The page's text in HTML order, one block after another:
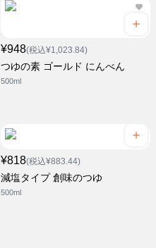
¥948(税込¥1,023.84)
つゆの素 ゴールド にんべん
500ml
¥818(税込¥883.44)
減塩タイプ 創味のつゆ
500ml